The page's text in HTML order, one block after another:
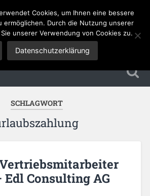
Sales Jobs
SCHLAGWORT
Consulting AG
Cookies, um Ihnen eine bessere
ermöglichen. Durch die Nutzung unserer
unserer Verwendung von Cookies zu.
Datenschutzerklärung